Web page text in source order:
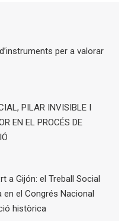
per a valorar
PILAR INVISIBLE I
EN EL PROCÉS DE
a Gijón: el Treball Social
en el Congrés Nacional
històrica